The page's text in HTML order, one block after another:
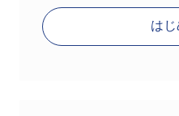
はじ